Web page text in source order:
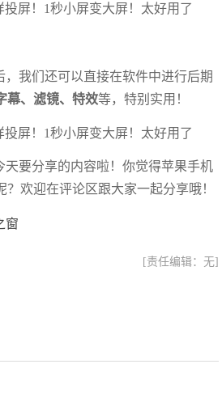
，我们还可以直接在软件中进行后期
幕、滤镜、特效等，特别实用！
天要分享的内容啦！你觉得苹果手机
欢迎在评论区跟大家一起分享哦！
窗
[责任编辑：无]